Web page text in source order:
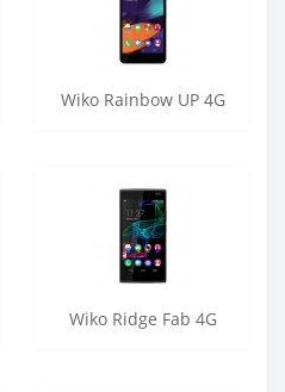
Wiko Rainbow UP 4G
Wiko Ridge Fab 4G